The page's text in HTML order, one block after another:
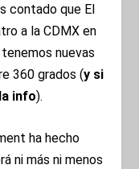
contado que El
a la CDMX en
nuevas
360 grados (y si
info).
ha hecho
ni más ni menos